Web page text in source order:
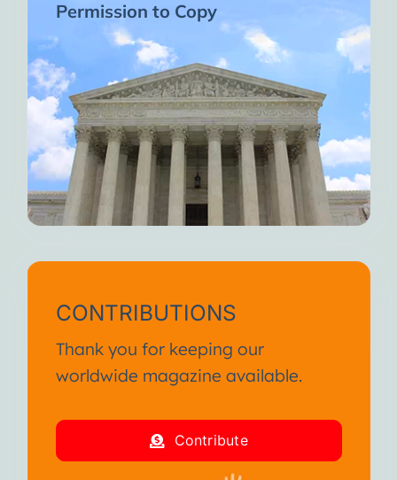
Permission to Copy
CONTRIBUTIONS
Thank you for keeping our
worldwide magazine available.
Contribute